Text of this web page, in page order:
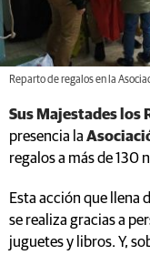
Reparto de regalos en la
Sus Majestades los
presencia la
regalos a más de 130
Esta acción que llena
se realiza gracias a
juguetes y libros. Y,